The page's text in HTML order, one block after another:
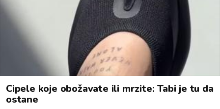
Cipele koje obožavate ili mrzite: Tabi je tu da
ostane